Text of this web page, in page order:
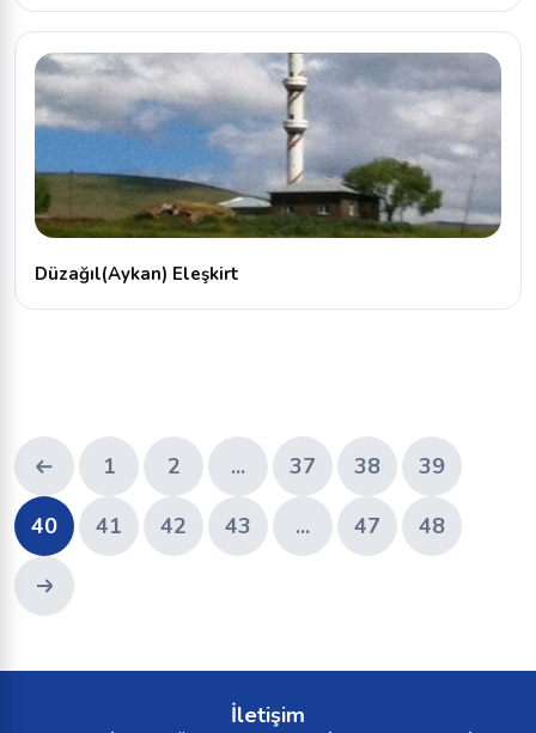
Düzağıl(Aykan) Eleşkirt
1 2 ... 37 38 39
40 41 42 43 ... 47 48
İletişim